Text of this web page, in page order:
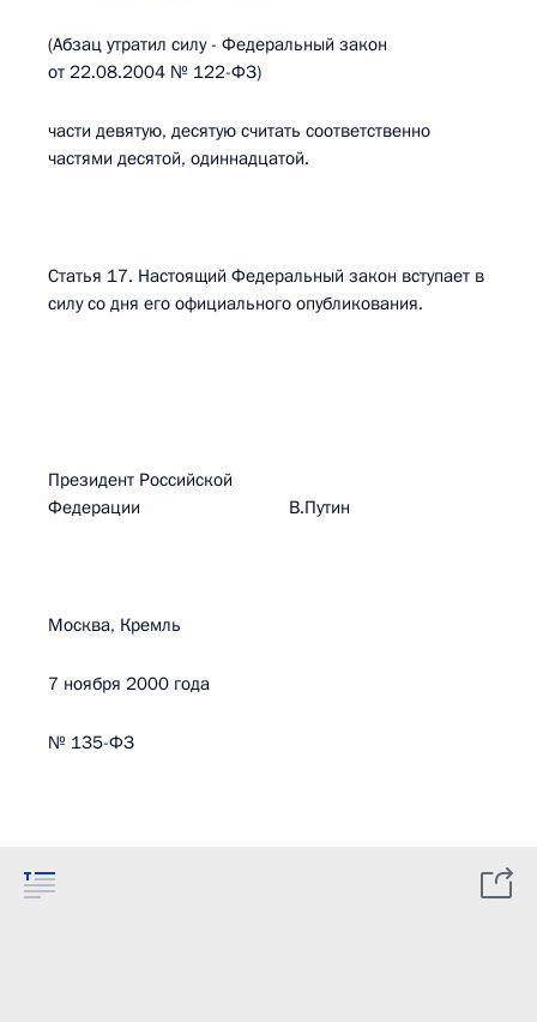
(Абзац утратил силу - Федеральный закон
от 22.08.2004 № 122-ФЗ)
части девятую, десятую считать соответственно
частями десятой, одиннадцатой.
Статья 17. Настоящий Федеральный закон вступает в
силу со дня его официального опубликования.
Президент Российской
Федерации В.Путин
Москва, Кремль
7 ноября 2000 года
№ 135-ФЗ